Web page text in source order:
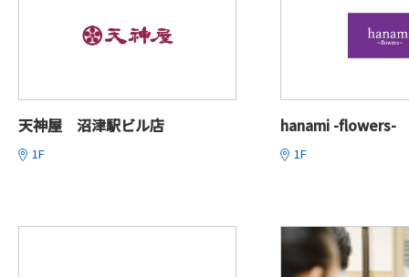
天神屋 沼津駅ビル店
1F
hanami -flowers-
1F